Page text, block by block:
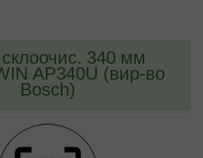
340 мм
AP340U (вир-во
Bosch)